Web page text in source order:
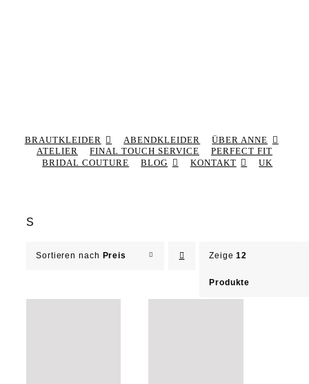
BRAUTKLEIDER ABENDKLEIDER
ÜBER ANNE
ATELIER
FINAL TOUCH SERVICE
PERFECT FIT
BRIDAL COUTURE
BLOG KONTAKT UK
S
Sortieren nach Preis Zeige12
Produkte